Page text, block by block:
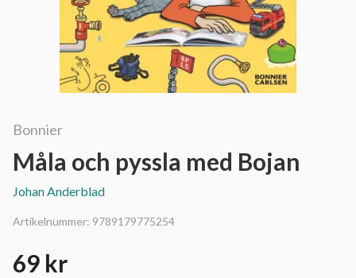
Bonnier
Måla och pyssla med Bojan
Johan Anderblad
Artikelnummer: 9789179775254
69 kr